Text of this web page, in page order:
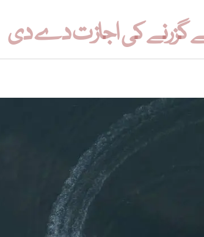
سے گزرنے کی اجازت دے دی